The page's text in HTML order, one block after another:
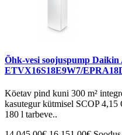
Õhk-vesi soojuspump
ETVX16S18E9W7/
Köetav pind kuni 300 m²
kasutegur kütmisel SCOP
180 l tarbeve..